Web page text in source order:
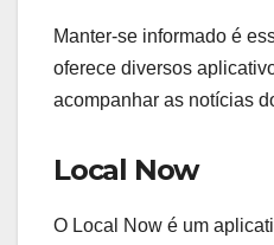
Manter-se informado é
oferece diversos
acompanhar as notícias
Local Now
O Local Now é um